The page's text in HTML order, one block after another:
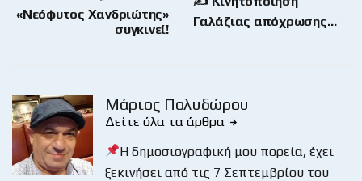
«Νεόφυτος Χανδριώτης»
συγκινεί!
Γαλάζιας απόχρωσης…
Μάριος Πολυδώρου
Δείτε όλα τα άρθρα
Η δημοσιογραφική μου πορεία, έχει
ξεκινήσει από τις 7 Σεπτεμβρίου του